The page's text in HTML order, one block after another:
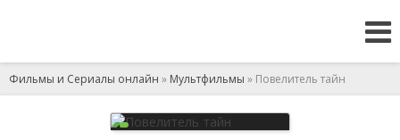
Фильмы и Сериалы онлайн » Мультфильмы » Повелитель тайн